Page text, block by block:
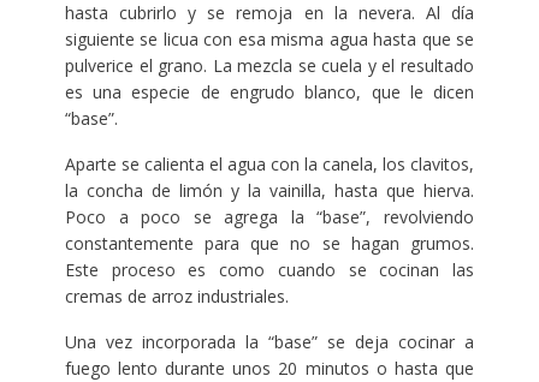
hasta cubrirlo y se remoja en la nevera. Al día
siguiente se licua con esa misma agua hasta que se
pulverice el grano. La mezcla se cuela y el resultado
es una especie de engrudo blanco, que le dicen
“base”.
Aparte se calienta el agua con la canela, los clavitos,
la concha de limón y la vainilla, hasta que hierva.
Poco a poco se agrega la “base”, revolviendo
constantemente para que no se hagan grumos.
Este proceso es como cuando se cocinan las
cremas de arroz industriales.
Una vez incorporada la “base” se deja cocinar a
fuego lento durante unos 20 minutos o hasta que